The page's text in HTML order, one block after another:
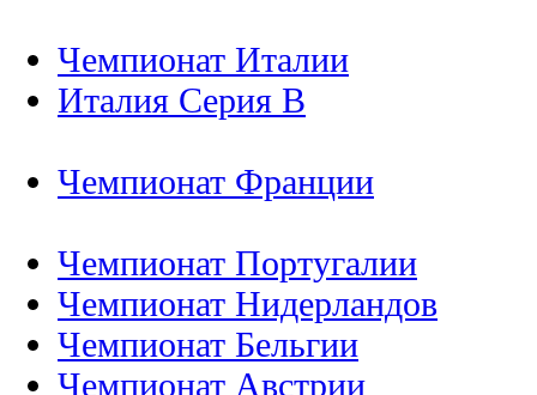
Чемпионат Италии
Италия Серия B
Чемпионат Франции
Чемпионат Португалии
Чемпионат Нидерландов
Чемпионат Бельгии
Чемпионат Австрии